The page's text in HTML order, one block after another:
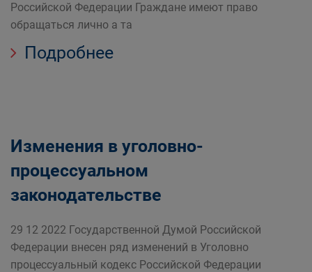
Российской Федерации Граждане имеют право
обращаться лично а та
Подробнее
Изменения в уголовно-
процессуальном
законодательстве
29 12 2022 Государственной Думой Российской
Федерации внесен ряд изменений в Уголовно
процессуальный кодекс Российской Федерации